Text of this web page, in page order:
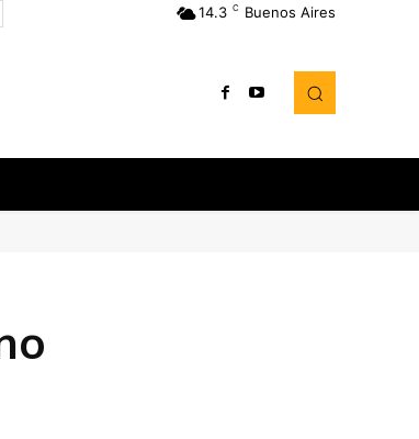
14.3 C Buenos Aires